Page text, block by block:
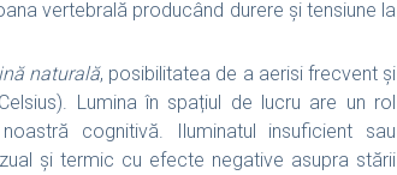
vertebrală producând durere și tensiune la
naturală, posibilitatea de a aerisi frecvent și
Lumina în spațiul de lucru are un rol
cognitivă. Iluminatul insuficient sau
și termic cu efecte negative asupra stării